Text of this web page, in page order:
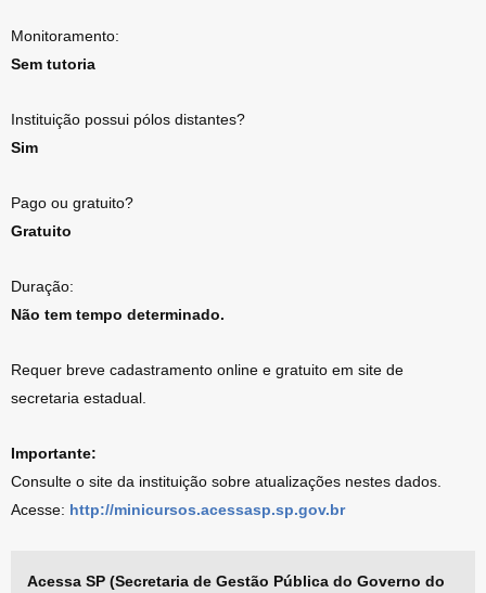
Monitoramento:
Sem tutoria
Instituição possui pólos distantes?
Sim
Pago ou gratuito?
Gratuito
Duração:
Não tem tempo determinado.
Requer breve cadastramento online e gratuito em site de
secretaria estadual.
Importante:
Consulte o site da instituição sobre atualizações nestes dados.
Acesse: http://minicursos.acessasp.sp.gov.br
Acessa SP (Secretaria de Gestão Pública do Governo do